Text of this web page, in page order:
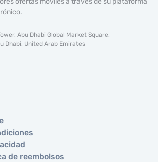
Abu Dhabi Global Market Square,
Dhabi, United Arab Emirates
de reembolsos